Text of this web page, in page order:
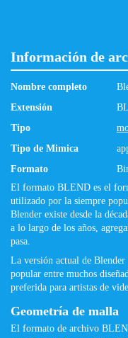
Información de
Nombre completo
Extensión
Tipo
Tipo de Mimica
Formato
El formato BLEND es el
utilizado por la siempre
Blender existe desde la
a lo largo de los años,
pasa.
La versión actual de Blender
popular entre muchos
preferida para artistas de
Geometría de malla
El formato de archivo